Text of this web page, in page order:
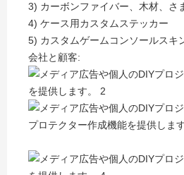
3) カーボンファイバー、木材、さ
4) ケース用カスタムステッカー
5) カスタムゲームコンソールスキ
会社と顧客: